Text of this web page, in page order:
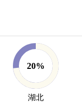
20%
湖北